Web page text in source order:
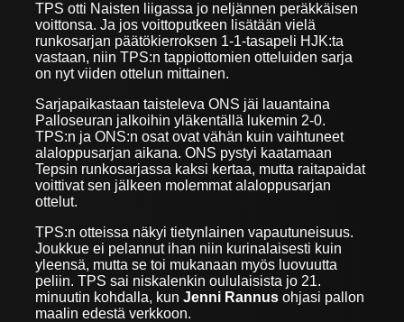
TPS otti Naisten liigassa jo neljännen peräkkäisen
voittonsa. Ja jos voittoputkeen lisätään vielä
runkosarjan päätökierroksen 1-1-tasapeli HJK:ta
vastaan, niin TPS:n tappiottomien otteluiden sarja
on nyt viiden ottelun mittainen.
Sarjapaikastaan taisteleva ONS jäi lauantaina
Palloseuran jalkoihin yläkentällä lukemin 2-0.
TPS:n ja ONS:n osat ovat vähän kuin vaihtuneet
alaloppusarjan aikana. ONS pystyi kaatamaan
Tepsin runkosarjassa kaksi kertaa, mutta raitapaidat
voittivat sen jälkeen molemmat alaloppusarjan
ottelut.
TPS:n otteissa näkyi tietynlainen vapautuneisuus.
Joukkue ei pelannut ihan niin kurinalaisesti kuin
yleensä, mutta se toi mukanaan myös luovuutta
peliin. TPS sai niskalenkin oululaisista jo 21.
minuutin kohdalla, kun Jenni Rannusohjasi pallon
maalin edestä verkkoon.